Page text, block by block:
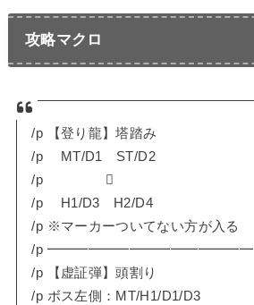
攻略マクロ
/p 【登り龍】塔踏み
/p MT/D1 ST/D2
/p 
/p H1/D3 H2/D4
/p ※マーカーついてない方が入る
/p ━━━━━━━━━━━━━━━
/p 【虚証弾】頭割り
/p ボス左側：MT/H1/D1/D3